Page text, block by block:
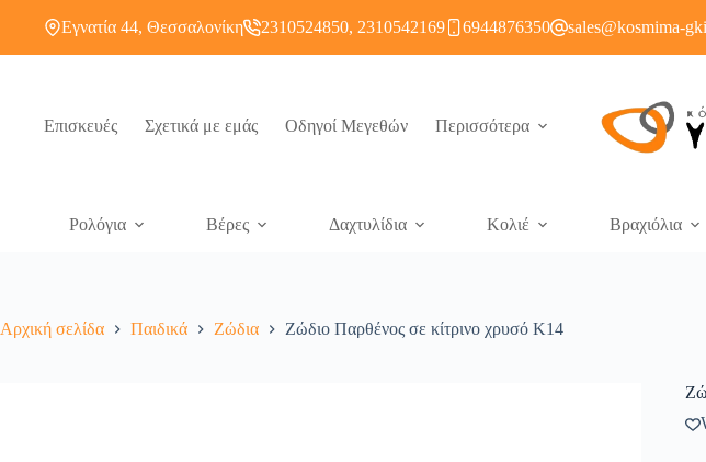
Εγνατία 44, Θεσσαλονίκη 2310524850, 2310542169 6944876350 sales@kosmima-
Επισκευές Σχετικά με εμάς Οδηγοί Μεγεθών Περισσότερα
Ρολόγια Βέρες Δαχτυλίδια Κολιέ Βραχιόλια
Αρχική σελίδα Παιδικά Ζώδια Zώδιο Παρθένος σε κίτρινο χρυσό Κ14